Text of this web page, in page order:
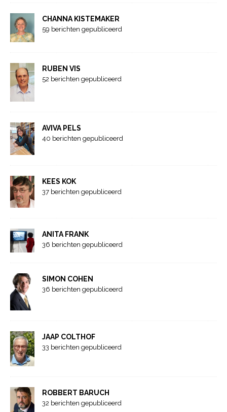
CHANNA KISTEMAKER
59 berichten gepubliceerd
RUBEN VIS
52 berichten gepubliceerd
AVIVA PELS
40 berichten gepubliceerd
KEES KOK
37 berichten gepubliceerd
ANITA FRANK
36 berichten gepubliceerd
SIMON COHEN
36 berichten gepubliceerd
JAAP COLTHOF
33 berichten gepubliceerd
ROBBERT BARUCH
32 berichten gepubliceerd